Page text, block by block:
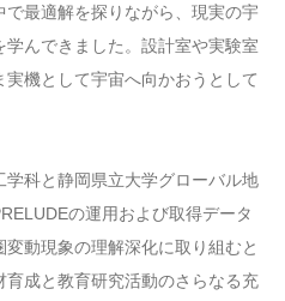
最適解を探りながら、現実の宇
んできました。設計室や実験室
機として宇宙へ向かおうとして
科と静岡県立大学グローバル地
の運用および取得データ
動現象の理解深化に取り組むと
成と教育研究活動のさらなる充